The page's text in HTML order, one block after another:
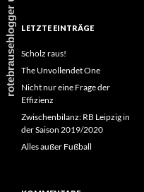
LETZTE EINTRÄGE
Scholz raus!
The Unvollendet One
Nicht nur eine Frage der
Effizienz
Zwischenbilanz: RB Leipzig in
der Saison 2019/2020
Alles außer Fußball